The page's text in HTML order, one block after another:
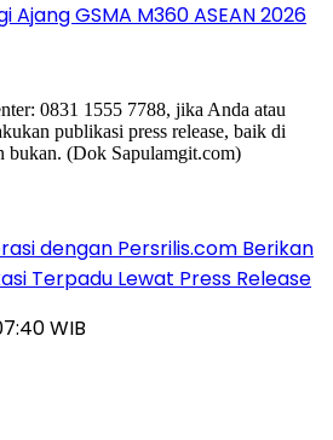
Ajang GSMA M360 ASEAN 2026
dengan Persrilis.com Berikan
Terpadu Lewat Press Release
WIB